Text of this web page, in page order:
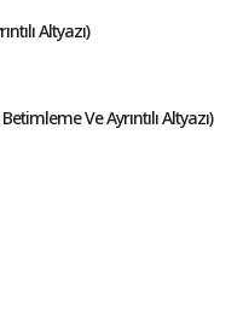
Altyazı)
Ve Ayrıntılı Altyazı)